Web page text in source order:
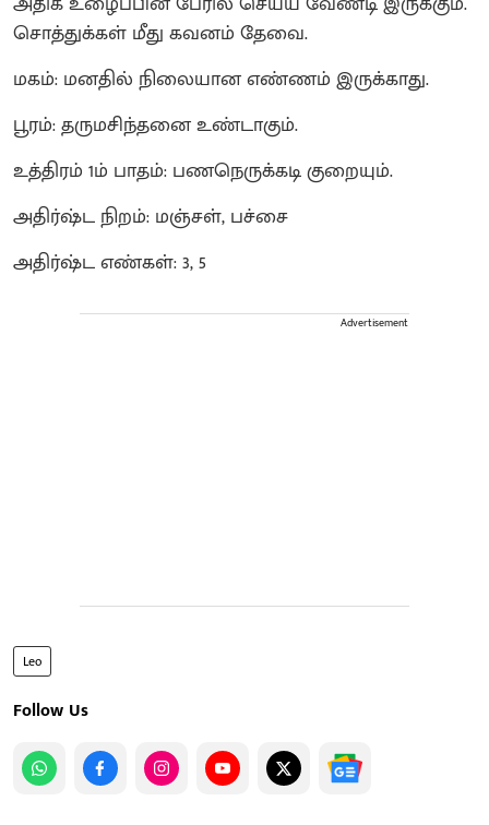
சொத்துக்கள் மீது கவனம் தேவை.
மகம்: மனதில் நிலையான எண்ணம் இருக்காது.
பூரம்: தருமசிந்தனை உண்டாகும்.
உத்திரம் 1ம் பாதம்: பணநெருக்கடி குறையும்.
அதிர்ஷ்ட நிறம்: மஞ்சள், பச்சை
அதிர்ஷ்ட எண்கள்: 3, 5
Advertisement
Leo
Follow Us